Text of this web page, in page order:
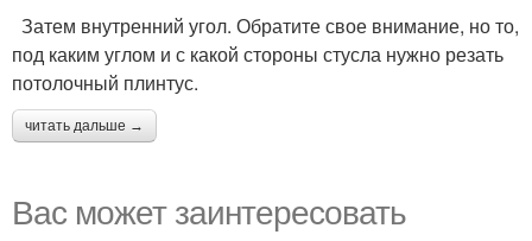
Затем внутренний угол. Обратите свое внимание, но то,
под каким углом и с какой стороны стусла нужно резать
потолочный плинтус.
читать дальше →
Вас может заинтересовать